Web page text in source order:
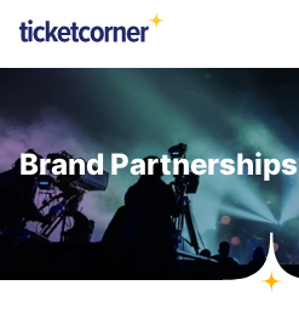
Brand Partnerships